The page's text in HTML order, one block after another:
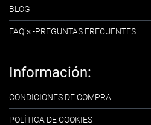
BLOG
FAQ´s -PREGUNTAS FRECUENTES
Información:
CONDICIONES DE COMPRA
POLÍTICA DE COOKIES